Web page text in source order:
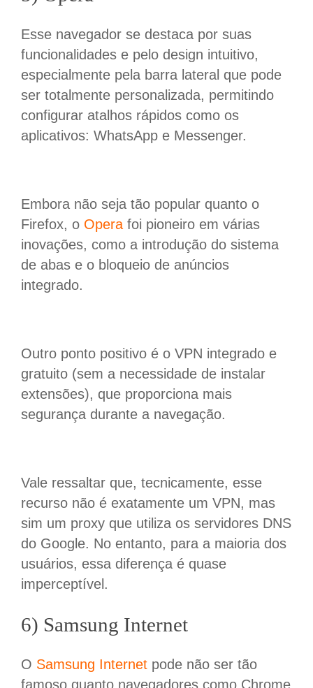
Esse navegador se destaca por suas
funcionalidades e pelo design intuitivo,
especialmente pela barra lateral que pode
ser totalmente personalizada, permitindo
configurar atalhos rápidos como os
aplicativos: WhatsApp e Messenger.
Embora não seja tão popular quanto o
Firefox, o Operafoi pioneiro em várias
inovações, como a introdução do sistema
de abas e o bloqueio de anúncios
integrado.
Outro ponto positivo é o VPN integrado e
gratuito (sem a necessidade de instalar
extensões), que proporciona mais
segurança durante a navegação.
Vale ressaltar que, tecnicamente, esse
recurso não é exatamente um VPN, mas
sim um proxy que utiliza os servidores DNS
do Google. No entanto, para a maioria dos
usuários, essa diferença é quase
imperceptível.
6) Samsung Internet
O Samsung Internetpode não ser tão
famoso quanto navegadores como Chrome